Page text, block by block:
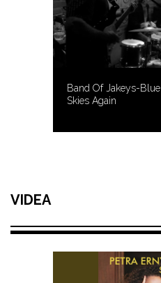
Band Of Jakeys-Blue
Skies Again
VIDEA